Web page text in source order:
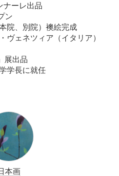
ーレ出品
ン
院、別院）襖絵完成
ェネツィア（イタリア）
展出品
学長に就任
本画